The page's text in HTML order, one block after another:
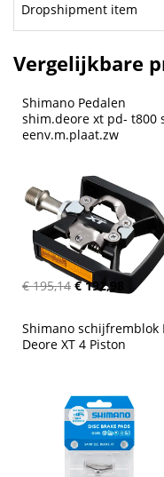
Dropshipment item
Vergelijkbare
Shimano Pedalen
shim.deore xt pd- t800
eenv.m.plaat.zw
€ 195,14 € 192,98
Shimano schijfremblok
Deore XT 4 Piston